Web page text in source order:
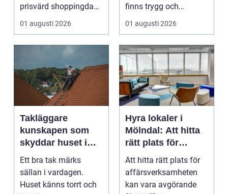
prisvärd shoppingdag
med en enkel och ...
01 augusti 2026
finns trygg och
prisvärd hjälp när bilen
01 augusti 2026
Takläggare
kunskapen som
skyddar huset i
längden
Ett bra tak märks
sällan i vardagen.
Huset känns torrt och
Hyra lokaler i
Mölndal: Att hitta
rätt plats för
affärsverksamhete
Att hitta rätt plats för
affärsverksamheten
kan vara avgörande